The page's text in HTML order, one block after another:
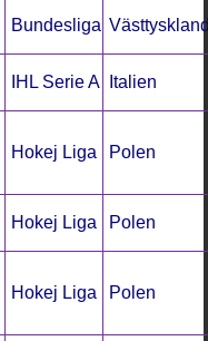
Bundesliga
IHL Serie A Italien
Hokej Liga Polen
Hokej Liga Polen
Hokej Liga Polen